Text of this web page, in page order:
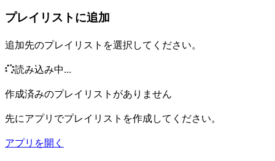
プレイリストに追加
追加先のプレイリストを選択してください。
読み込み中...
作成済みのプレイリストがありません
先にアプリでプレイリストを作成してください。
アプリを開く